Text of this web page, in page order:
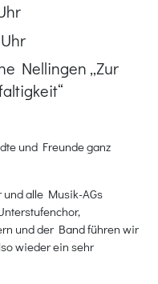
Nellingen „Zur
und Freunde ganz
und alle Musik-AGs
und der Band führen wir
wieder ein sehr